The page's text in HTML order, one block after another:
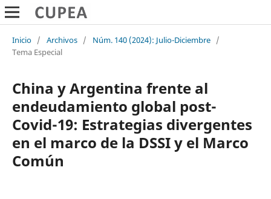
Inicio / Archivos / Núm. 140 (2024): Julio-Diciembre /
Tema Especial
China y Argentina frente al
endeudamiento global post-
Covid-19: Estrategias divergentes
en el marco de la DSSI y el Marco
Común